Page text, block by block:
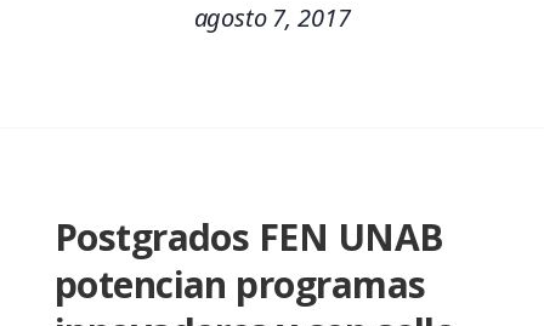
agosto 7, 2017
Postgrados FEN UNAB
potencian programas